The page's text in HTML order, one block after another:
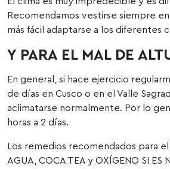
Recomendamos vestirse siempre
más fácil adaptarse a los diferentes
Y PARA EL MAL DE
En general, si hace ejercicio
de días en Cusco o en el Valle
aclimatarse normalmente. Por lo
horas a 2 días.
Los remedios recomendados para
AGUA, COCA TEA y OXÍGENO SI ES